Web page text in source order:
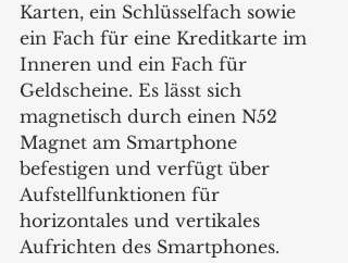
Karten, ein Schlüsselfach sowie
ein Fach für eine Kreditkarte im
Inneren und ein Fach für
Geldscheine. Es lässt sich
magnetisch durch einen N52
Magnet am Smartphone
befestigen und verfügt über
Aufstellfunktionen für
horizontales und vertikales
Aufrichten des Smartphones.